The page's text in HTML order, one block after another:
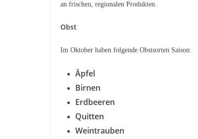
an frischen, regionalen Produkten.
Obst
Im Oktober haben folgende Obstsorten Saison:
Äpfel
Birnen
Erdbeeren
Quitten
Weintrauben